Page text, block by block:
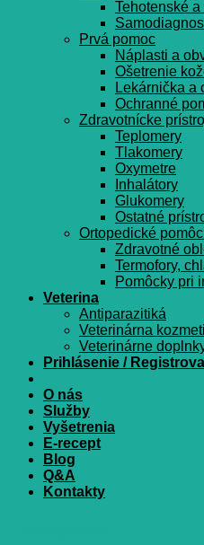
Tehotenské
Prvá pomoc
Náplasti a
Ošetrenie
Lekárnička a
Ochranné
Zdravotnícke
Teplomery
Tlakomery
Oxymetre
Inhalátory
Glukomery
Ostatné
Ortopedické
Zdravotné
Termofory,
Pomôcky pri
Veterina
Antiparazitiká
Veterinárna
Veterinárne
Prihlásenie /
O nás
Služby
Vyšetrenia
E-recept
Blog
Q&A
Kontakty